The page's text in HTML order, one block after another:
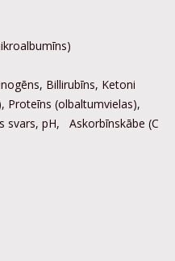
Billirubīns, Ketoni
Proteīns (olbaltumvielas),
svars, pH, Askorbīnskābe (C